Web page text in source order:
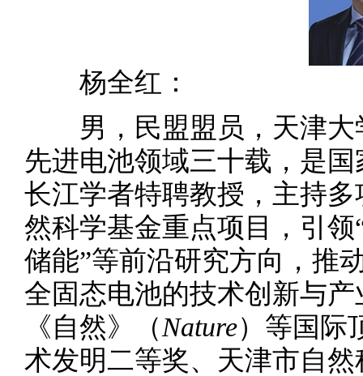
杨全红：
男，民盟盟员，天津大
先进电池领域三十载，是
长江学者特聘教授，主持
然科学基金重点项目，引领
储能”等前沿研究方向，推
全固态电池的技术创新与
《自然》（Nature）等国际
术发明二等奖、天津市自